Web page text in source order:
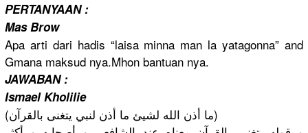
PERTANYAAN:
Mas Brow
Apa arti dari hadis “laisa minna man la yatagonna” and
Gmana maksud nya.Mhon bantuan nya.
JAWABAN :
Ismael Kholilie
‎(ما أذن الله لشيئ ما أذن لنبي يتغنى بالقرآن)